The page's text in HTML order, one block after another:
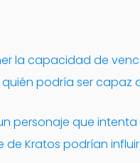
la capacidad de
podría ser capaz
personaje que intenta
Kratos podrían